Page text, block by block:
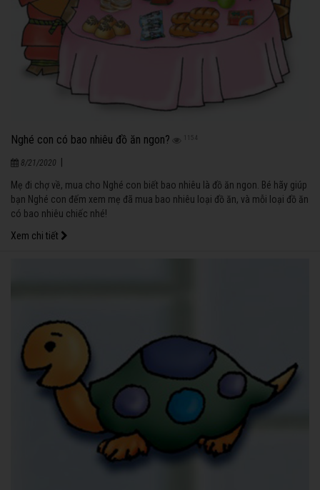
Nghé con có bao nhiêu đồ ăn ngon? 1154
8/21/2020
Mẹ đi chợ về, mua cho Nghé con biết bao nhiêu là đồ ăn ngon. Bé hãy giúp
bạn Nghé con đếm xem mẹ đã mua bao nhiêu loại đồ ăn, và mỗi loại đồ ăn
có bao nhiêu chiếc nhé!
Xem chi tiết